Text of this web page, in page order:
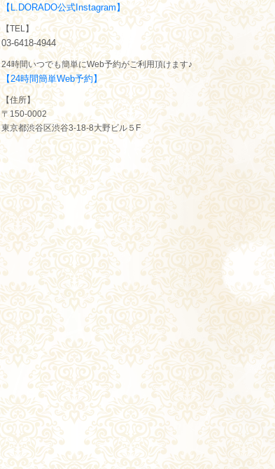
【L.DORADO公式Instagram】
【TEL】
03-6418-4944
24時間いつでも簡単にWeb予約がご利用頂けます♪
【24時間簡単Web予約】
【住所】
〒150-0002
東京都渋谷区渋谷3-18-8大野ビル５F